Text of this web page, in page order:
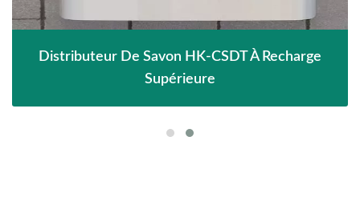
Distributeur De Savon HK-CSDT À Recharge
Supérieure